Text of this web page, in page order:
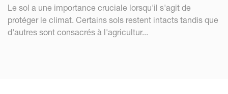
Le sol a une importance cruciale lorsqu'il s'agit de
protéger le climat. Certains sols restent intacts tandis que
d'autres sont consacrés à l'agricultur...